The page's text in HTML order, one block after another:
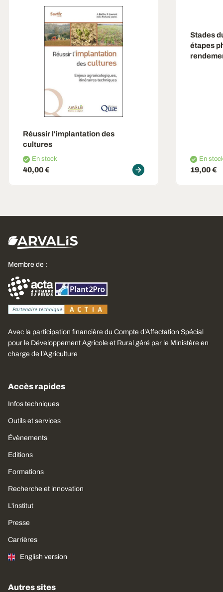
Réussir l'implantation des
cultures
En stock
40,00 €
Stades
étapes
En
19,00 €
Membre de :
Avec la participation financière du Compte d’Affectation Spécial
pour le Développement Agricole et Rural géré par le Ministère en
charge de l’Agriculture
Accès rapides
Infos techniques
Outils et services
Évènements
Editions
Formations
Recherche et innovation
L'institut
Presse
Carrières
English version
Autres sites